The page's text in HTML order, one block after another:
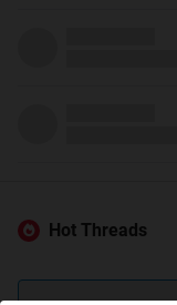
Hot Threads